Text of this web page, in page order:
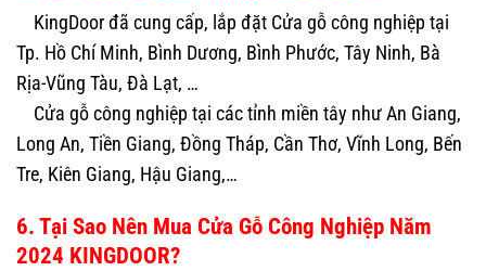
KingDoor đã cung cấp, lắp đặt Cửa gỗ công nghiệp tại
Tp. Hồ Chí Minh, Bình Dương, Bình Phước, Tây Ninh, Bà
Rịa-Vũng Tàu, Đà Lạt, …
Cửa gỗ công nghiệp tại các tỉnh miền tây như An Giang,
Long An, Tiền Giang, Đồng Tháp, Cần Thơ, Vĩnh Long, Bến
Tre, Kiên Giang, Hậu Giang,…
6. Tại Sao Nên Mua Cửa Gỗ Công Nghiệp Năm
2024 KINGDOOR?